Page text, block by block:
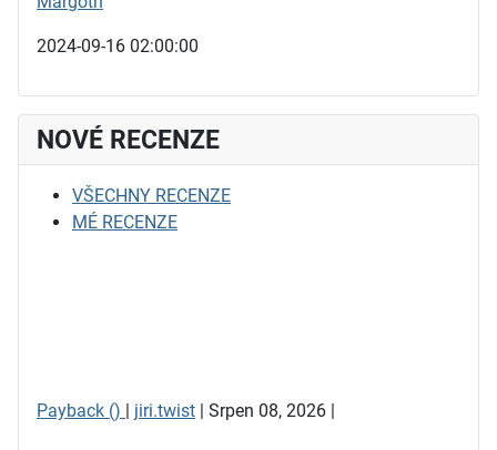
2024-09-16 02:00:00
NOVÉ RECENZE
VŠECHNY RECENZE
MÉ RECENZE
Payback () | jiri.twist | Srpen 08, 2026 |